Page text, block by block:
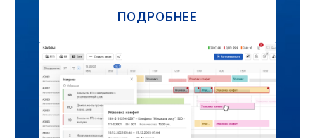
согласие на обработку
данныхи соглашаюсь
получатьрекламную рассылку
ОТПРАВИТЬ